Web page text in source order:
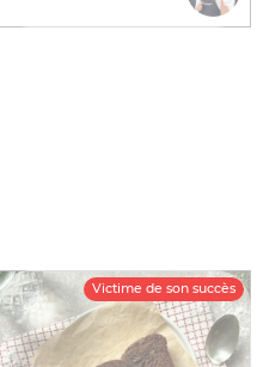
Victime de son succès